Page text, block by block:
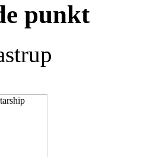
punkt